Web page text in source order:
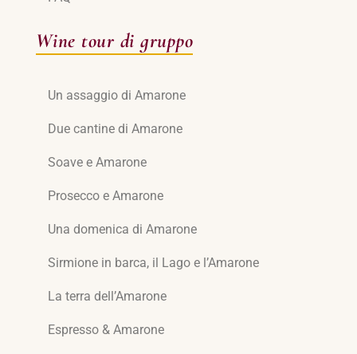
Wine tour di gruppo
Un assaggio di Amarone
Due cantine di Amarone
Soave e Amarone
Prosecco e Amarone
Una domenica di Amarone
Sirmione in barca, il Lago e l’Amarone
La terra dell’Amarone
Espresso & Amarone